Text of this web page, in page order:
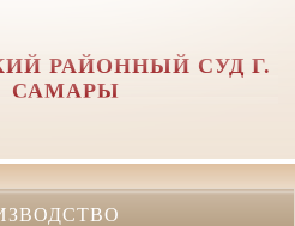
РАЙОННЫЙ СУД Г.
САМАРЫ